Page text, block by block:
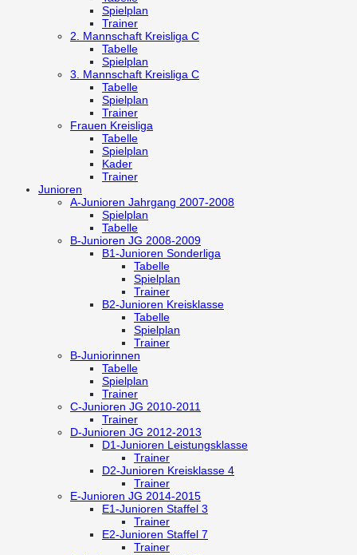
Spielplan
Trainer
2. Mannschaft Kreisliga C
Tabelle
Spielplan
3. Mannschaft Kreisliga C
Tabelle
Spielplan
Trainer
Frauen Kreisliga
Tabelle
Spielplan
Kader
Trainer
Junioren
A-Junioren Jahrgang 2007-2008
Spielplan
Tabelle
B-Junioren JG 2008-2009
B1-Junioren Sonderliga
Tabelle
Spielplan
Trainer
B2-Junioren Kreisklasse
Tabelle
Spielplan
Trainer
B-Juniorinnen
Tabelle
Spielplan
Trainer
C-Junioren JG 2010-2011
Trainer
D-Junioren JG 2012-2013
D1-Junioren Leistungsklasse
Trainer
D2-Junioren Kreisklasse 4
Trainer
E-Junioren JG 2014-2015
E1-Junioren Staffel 3
Trainer
E2-Junioren Staffel 7
Trainer